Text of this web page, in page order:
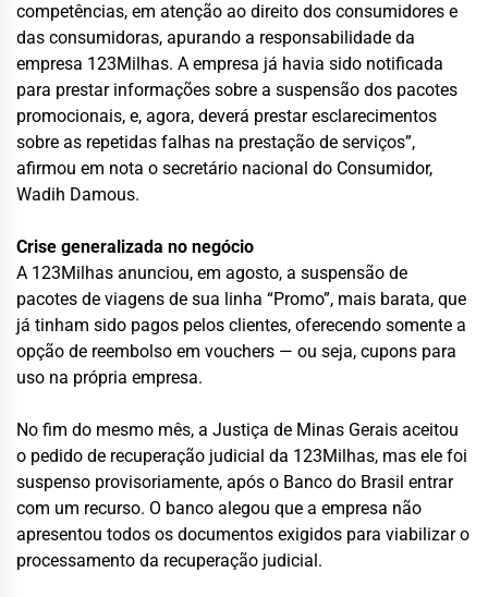
competências, em atenção ao direito dos consumidores e
das consumidoras, apurando a responsabilidade da
empresa 123Milhas. A empresa já havia sido notificada
para prestar informações sobre a suspensão dos pacotes
promocionais, e, agora, deverá prestar esclarecimentos
sobre as repetidas falhas na prestação de serviços”,
afirmou em nota o secretário nacional do Consumidor,
Wadih Damous.
Crise generalizada no negócio
A 123Milhas anunciou, em agosto, a suspensão de
pacotes de viagens de sua linha “Promo”, mais barata, que
já tinham sido pagos pelos clientes, oferecendo somente a
opção de reembolso em vouchers — ou seja, cupons para
uso na própria empresa.
No fim do mesmo mês, a Justiça de Minas Gerais aceitou
o pedido de recuperação judicial da 123Milhas, mas ele foi
suspenso provisoriamente, após o Banco do Brasil entrar
com um recurso. O banco alegou que a empresa não
apresentou todos os documentos exigidos para viabilizar o
processamento da recuperação judicial.